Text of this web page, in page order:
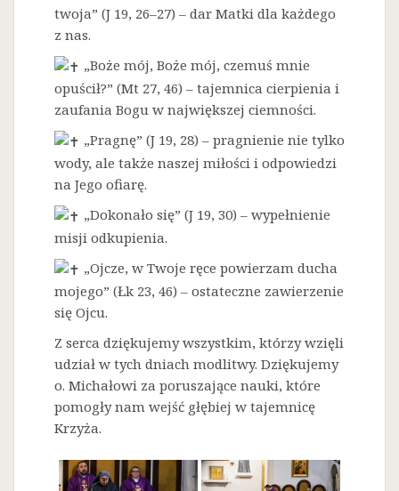
twoja” (J 19, 26–27) – dar Matki dla każdego
z nas.
„Boże mój, Boże mój, czemuś mnie
opuścił?” (Mt 27, 46) – tajemnica cierpienia i
zaufania Bogu w największej ciemności.
„Pragnę” (J 19, 28) – pragnienie nie tylko
wody, ale także naszej miłości i odpowiedzi
na Jego ofiarę.
„Dokonało się” (J 19, 30) – wypełnienie
misji odkupienia.
„Ojcze, w Twoje ręce powierzam ducha
mojego” (Łk 23, 46) – ostateczne zawierzenie
się Ojcu.
Z serca dziękujemy wszystkim, którzy wzięli
udział w tych dniach modlitwy. Dziękujemy
o. Michałowi za poruszające nauki, które
pomogły nam wejść głębiej w tajemnicę
Krzyża.